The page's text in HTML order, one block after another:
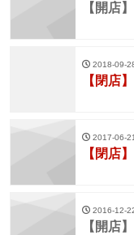
【開店】
2018-09-
【閉店】
2017-06-
【閉店】
2016-12-
【開店】